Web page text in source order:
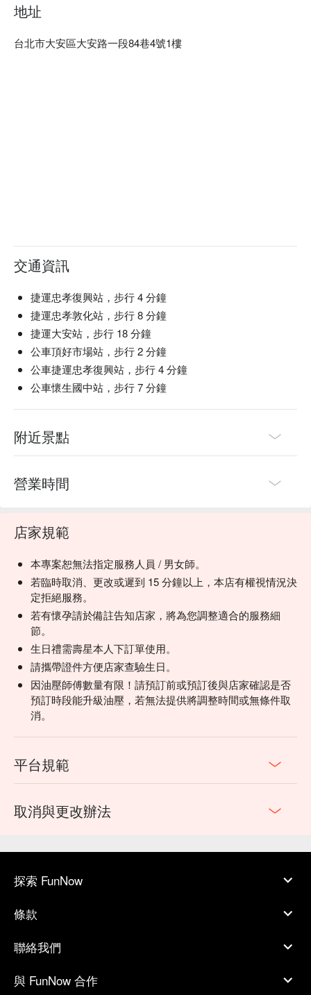
地址
台北市大安區大安路一段84巷4號1樓
交通資訊
捷運忠孝復興站，步行 4 分鐘
捷運忠孝敦化站，步行 8 分鐘
捷運大安站，步行 18 分鐘
公車頂好市場站，步行 2 分鐘
公車捷運忠孝復興站，步行 4 分鐘
公車懷生國中站，步行 7 分鐘
附近景點
營業時間
店家規範
本專案恕無法指定服務人員 / 男女師。
若臨時取消、更改或遲到 15 分鐘以上，本店有權視情況決
定拒絕服務。
若有懷孕請於備註告知店家，將為您調整適合的服務細
節。
生日禮需壽星本人下訂單使用。
請攜帶證件方便店家查驗生日。
因油壓師傅數量有限！請預訂前或預訂後與店家確認是否
預訂時段能升級油壓，若無法提供將調整時間或無條件取
消。
平台規範
取消與更改辦法
探索 FunNow
條款
聯絡我們
與 FunNow 合作